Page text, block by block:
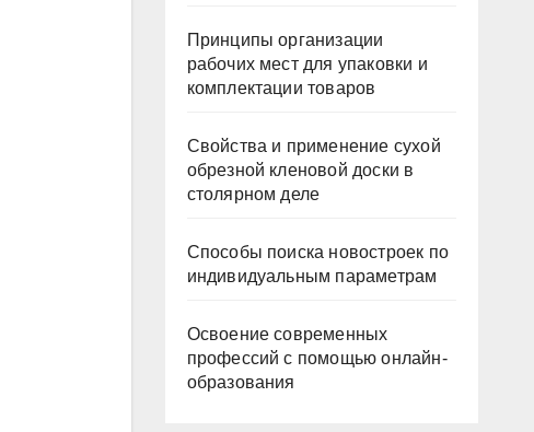
Принципы организации
рабочих мест для упаковки и
комплектации товаров
Свойства и применение сухой
обрезной кленовой доски в
столярном деле
Способы поиска новостроек по
индивидуальным параметрам
Освоение современных
профессий с помощью онлайн-
образования